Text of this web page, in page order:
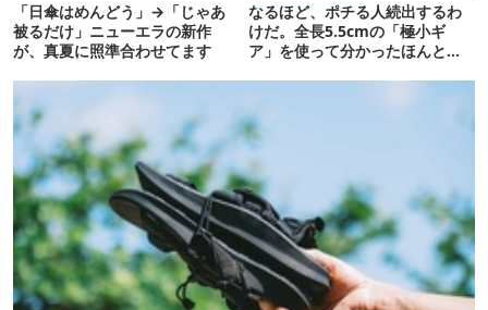
「日傘はめんどう」→「じゃあ
被るだけ」ニューエラの新作
が、真夏に照準合わせてます
なるほど、ポチる人続出するわ
けだ。全長5.5cmの「極小ギ
ア」を使って分かったほんとの